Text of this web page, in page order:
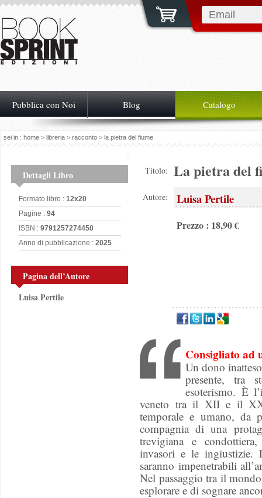
Pubblica con Noi Blog Catalogo
sei in : home > libreria > racconto > la pietra del fiume
Dettagli Libro
Formato libro : 12x20
Pagine : 94
ISBN : 9791257274450
Anno di pubblicazione : 2025
Pagina dell’Autore
Luisa Pertile
Titolo: La pietra del
Autore: Luisa Pertile
Prezzo : 18,90 €
Consigliato ad
Un dono
presente, tra
esoterismo. È
veneto tra il XII e il
temporale e umano, da
compagnia di una
trevigiana e
invasori e le ingiustizie.
saranno impenetrabili
Nel passaggio tra il
esplorare e di sognare